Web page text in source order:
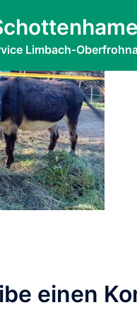
Limbach-
einen